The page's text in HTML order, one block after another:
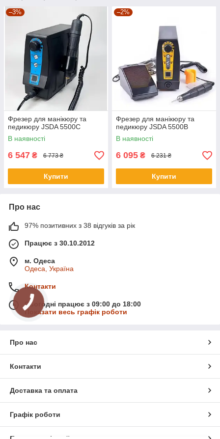
–3%
Фрезер для манікюру та
педикюру JSDA 5500C
В наявності
6 547 ₴ 6 773 ₴
Купити
–2%
Фрезер для манікюру та
педикюру JSDA 5500В
В наявності
6 095 ₴ 6 231 ₴
Купити
Про нас
97% позитивних з 38 відгуків за рік
Працює з 30.10.2012
м. Одеса
Одеса, Україна
Контакти
Сьогодні працює з 09:00 до 18:00
Показати весь графік роботи
Про нас
Контакти
Доставка та оплата
Графік роботи